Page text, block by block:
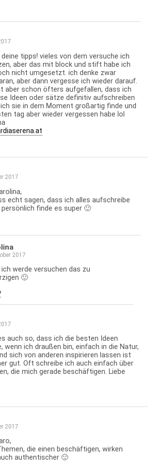
tipps! vieles von dem versuche ich
aber das mit block und stift habe ich
nicht umgesetzt. ich denke zwar
aber dann vergesse ich wieder darauf.
aber schon öfters aufgefallen, dass ich
Ideen oder sätze definitiv aufschreiben
sie in dem Moment großartig finde und
tag aber wieder vergessen habe lol
2017
echt sagen, dass ich alles aufschreibe
persönlich finde es super 🙂
2017
ich werde versuchen das zu
🙂
auch so, dass ich die besten Ideen
wenn ich draußen bin, einfach in die Natur,
sich von anderen inspirieren lassen ist
gut. Oft schreibe ich auch einfach über
die mich gerade beschäftigen. Liebe
2017
die einen beschäftigen, wirken
authentischer 🙂